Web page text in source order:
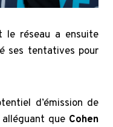
le réseau a ensuite
ses tentatives pour
d’émission de
que Cohen